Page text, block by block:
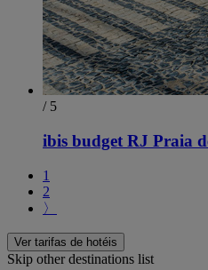
/ 5
ibis budget RJ Praia
1
2
〉
Ver tarifas de hotéis
Skip other destinations list